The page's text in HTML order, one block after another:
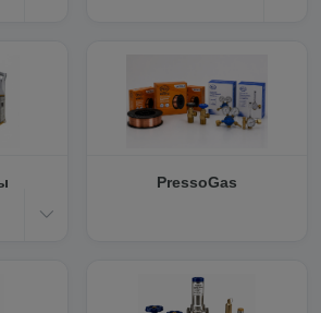
PressoGas